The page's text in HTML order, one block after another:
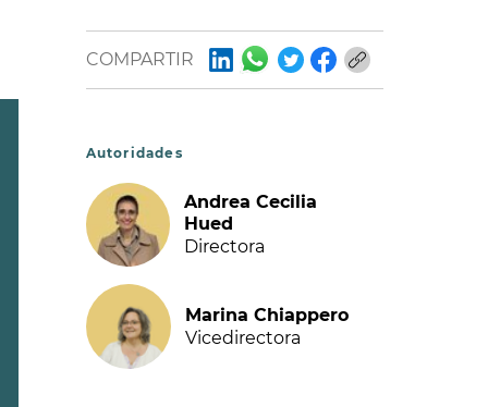
COMPARTIR
Autoridades
Andrea Cecilia
Hued
Directora
Marina Chiappero
Vicedirectora